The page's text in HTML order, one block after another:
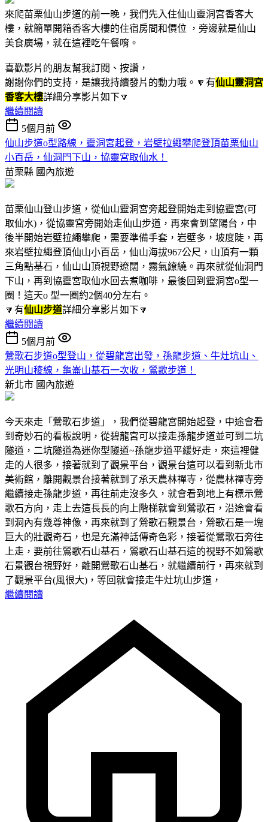
來爬苗栗仙山步道的前一晚，我們先入住仙山靈洞宮香客大
樓，就簡單開箱香客大樓的住宿房間和價位 ，旁邊就是仙山
美食廣場，就在這裡吃午餐唷。
喜歡影片的朋友幫我訂閱、按讚，
謝謝你們的支持，是讓我持續發片的動力哦。🔽有仙山靈洞宮
香客大樓詳細分享影片如下🔽
繼續閱讀
5個月前
仙山步道o型路線，靈洞宮起登，岩壁拉繩攀爬登頂苗栗仙山
小百岳，仙洞門下山，協靈宮取仙水！
苗栗縣 國內旅遊
苗栗仙山登山步道，從仙山靈洞宮旁起登開始走到協靈宮(可
取仙水)，從協靈宮旁開始走仙山步道，再來會到望陽台，中
後半開始岩壁拉繩攀爬，需要準備手套，岩壁多，坡度陡，再
來岩壁拉繩登頂仙山小百岳，仙山海拔967公尺，山頂有一顆
三角點基石，仙山山頂視野遼闊，霧氣繚繞。再來就從仙洞門
下山，再到協靈宮取仙水回去煮咖啡，最後回到靈洞宮o型一
圈！這天o 型一圈約2個40分左右。
🔽有仙山步道詳細分享影片如下🔽
繼續閱讀
5個月前
鶯歌石步道o型登山，從碧龍宮出發，孫龍步道、牛灶坑山、
光明山稜線，龜崙山基石一次收，鶯歌步道！
新北市 國內旅遊
今天來走「鶯歌石步道」，我們從碧龍宮開始起登，中途會看
到奇妙石的看板說明，從碧龍宮可以接走孫龍步道並可到二坑
隧道，二坑隧道為迷你型隧道~孫龍步道平緩好走，來這裡健
走的人很多，接著就到了觀景平台，觀景台這可以看到新北市
美術館，離開觀景台接著就到了承天農林禪寺，從農林禪寺旁
繼續接走孫龍步道，再往前走沒多久，就會看到地上有標示鶯
歌石方向，走上去這長長的向上階梯就會到鶯歌石，沿途會看
到洞內有幾尊神像，再來就到了鶯歌石觀景台，鶯歌石是一塊
巨大的壯觀奇石，也是充滿神話傳奇色彩，接著從鶯歌石旁往
上走，要前往鶯歌石山基石，鶯歌石山基石這的視野不如鶯歌
石景觀台視野好，離開鶯歌石山基石，就繼續前行，再來就到
了觀景平台(風很大)，等回就會接走牛灶坑山步道，
繼續閱讀